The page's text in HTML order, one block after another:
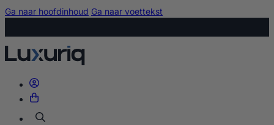
Ga naar hoofdinhoud Ga naar voettekst
Zoeken